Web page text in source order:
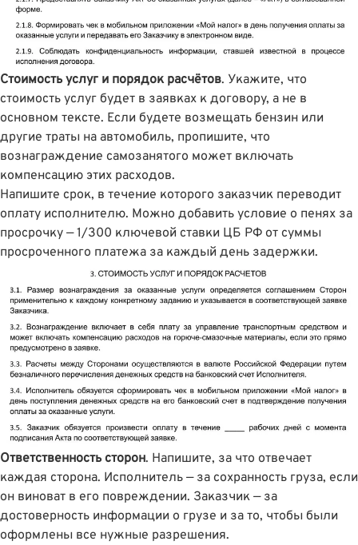
Стоимость услуг и порядок расчётов. Укажите, что
стоимость услуг будет в заявках к договору, а не в
основном тексте. Если будете возмещать бензин или
другие траты на автомобиль, пропишите, что
вознаграждение самозанятого может включать
компенсацию этих расходов.
Напишите срок, в течение которого заказчик переводит
оплату исполнителю. Можно добавить условие о пенях за
просрочку — 1/300 ключевой ставки ЦБ РФ от суммы
просроченного платежа за каждый день задержки.
Ответственность сторон. Напишите, за что отвечает
каждая сторона. Исполнитель — за сохранность груза, если
он виноват в его повреждении. Заказчик — за
достоверность информации о грузе и за то, чтобы были
оформлены все нужные разрешения.